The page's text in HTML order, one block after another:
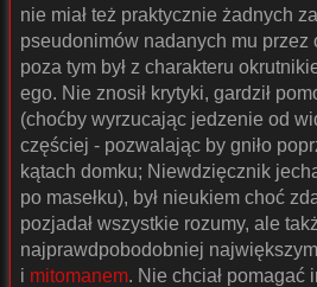
nie miał też praktycznie żadnych
pseudonimów nadanych mu przez
poza tym był z charakteru
ego. Nie znosił krytyki, gardził
(choćby wyrzucając jedzenie od
częściej - pozwalając by gniło
kątach domku; Niewdzięcznik
po masełku), był nieukiem choć
pozjadał wszystkie rozumy, ale
najprawdpobodobniej
i mitomanem. Nie chciał pomagać